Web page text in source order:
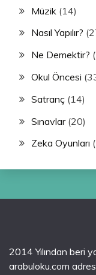
Müzik (14)
Nasıl Yapılır?
Ne Demektir?
Okul Öncesi
Satranç (14)
Sınavlar(20)
Zeka Oyunları
2014 Yılından beri
arabuloku.com